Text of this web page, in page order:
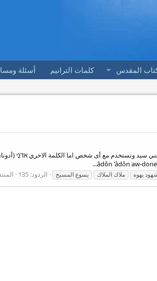
المقدس كلمات الترانيم أسئلة
سيد وتستخدم مع أى شخص اما الكلمة الاخري אדֹנָי
يهوه ملاك الملاك يسوع المسيح الردود: 135